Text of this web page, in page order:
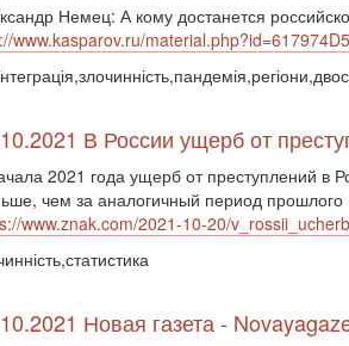
Немец: А кому достанется
www.kasparov.ru/
В России ущерб от
2021 года ущерб от преступлений в
чем за аналогичный период прошлого
www.znak.com/2021-10-20/
Новая газета -